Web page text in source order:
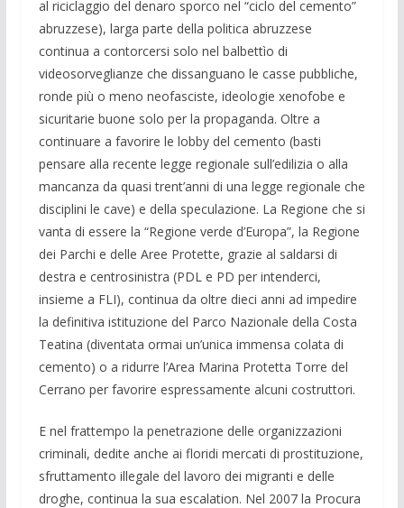
al riciclaggio del denaro sporco nel “ciclo del cemento”
abruzzese), larga parte della politica abruzzese
continua a contorcersi solo nel balbettìo di
videosorveglianze che dissanguano le casse pubbliche,
ronde più o meno neofasciste, ideologie xenofobe e
sicuritarie buone solo per la propaganda. Oltre a
continuare a favorire le lobby del cemento (basti
pensare alla recente legge regionale sull’edilizia o alla
mancanza da quasi trent’anni di una legge regionale che
disciplini le cave) e della speculazione. La Regione che si
vanta di essere la “Regione verde d’Europa”, la Regione
dei Parchi e delle Aree Protette, grazie al saldarsi di
destra e centrosinistra (PDL e PD per intenderci,
insieme a FLI), continua da oltre dieci anni ad impedire
la definitiva istituzione del Parco Nazionale della Costa
Teatina (diventata ormai un’unica immensa colata di
cemento) o a ridurre l’Area Marina Protetta Torre del
Cerrano per favorire espressamente alcuni costruttori.
E nel frattempo la penetrazione delle organizzazioni
criminali, dedite anche ai floridi mercati di prostituzione,
sfruttamento illegale del lavoro dei migranti e delle
droghe, continua la sua escalation. Nel 2007 la Procura